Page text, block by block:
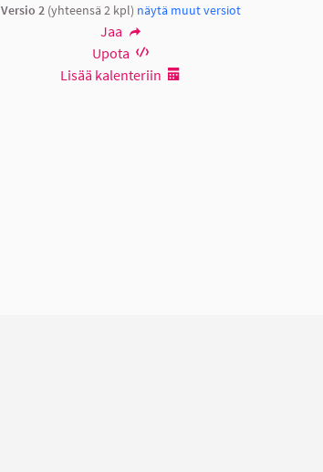
Versio 2(yhteensä 2 kpl) näytä muut versiot
Jaa
Upota
Lisää kalenteriin